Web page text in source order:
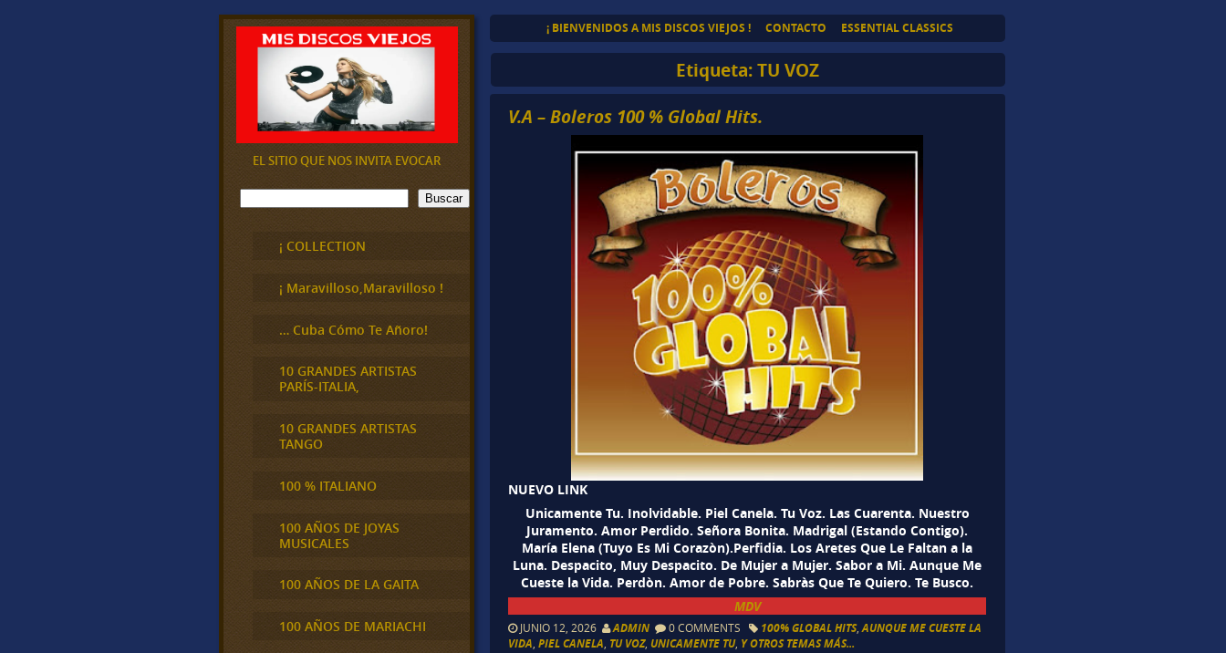
¡ BIENVENIDOS A MIS DISCOS VIEJOS ! CONTACTO ESSENTIAL CLASSICS
Etiqueta:TU VOZ
V.A – Boleros 100 % Global Hits.
NUEVO LINK
Unicamente Tu. Inolvidable. Piel Canela. Tu Voz. Las Cuarenta. Nuestro
Juramento. Amor Perdido. Señora Bonita. Madrigal (Estando Contigo).
María Elena (Tuyo Es Mi Corazòn).Perfidia. Los Aretes Que Le Faltan a la
Luna. Despacito, Muy Despacito. De Mujer a Mujer. Sabor a Mi. Aunque Me
Cueste la Vida. Perdòn. Amor de Pobre. Sabràs Que Te Quiero. Te Busco.
MDV
JUNIO 12, 2026 ADMIN 0 COMMENTS 100% GLOBAL HITS,AUNQUE ME CUESTE LA
VIDA,PIEL CANELA, TU VOZ, UNICAMENTE TU, Y OTROS TEMAS MÁS...
EL SITIO QUE NOS INVITA EVOCAR
B
u
Buscar
¡ COLLECTION
¡ Maravilloso,Maravilloso !
… Cuba Cómo Te Añoro!
10 GRANDES ARTISTAS
PARÍS-ITALIA,
10 GRANDES ARTISTAS
TANGO
100 % ITALIANO
100 AÑOS DE JOYAS
MUSICALES
100 AÑOS DE LA GAITA
100 AÑOS DE MARIACHI